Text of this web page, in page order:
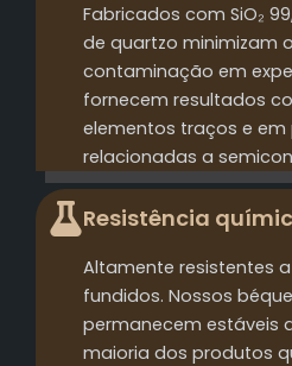
Fabricados com SiO₂
de quartzo minimizam
contaminação em
fornecem resultados
elementos traços e em
relacionadas a
Resistência
Altamente resistentes
fundidos. Nossos
permanecem estáveis
maioria dos produtos